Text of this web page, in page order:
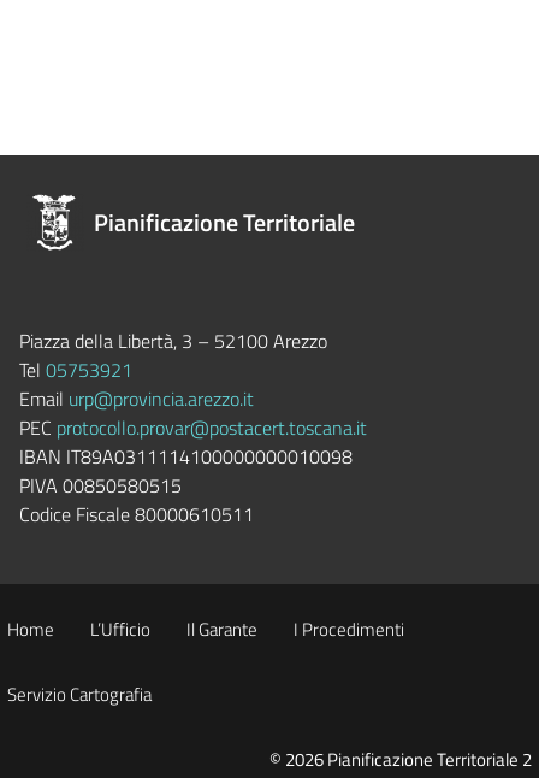
Pianificazione Territoriale
Piazza della Libertà, 3 – 52100 Arezzo
Tel 05753921
Email urp@provincia.arezzo.it
PEC protocollo.provar@postacert.toscana.it
IBAN IT89A0311114100000000010098
PIVA 00850580515
Codice Fiscale 80000610511
Home L’Ufficio Il Garante I Procedimenti
Servizio Cartografia
© 2026 Pianificazione Territoriale 2